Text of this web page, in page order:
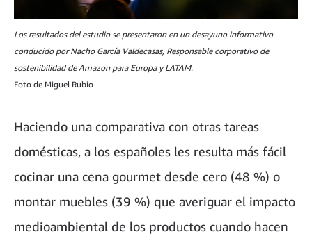
Los resultados del estudio se presentaron en un desayuno informativo
conducido por Nacho García Valdecasas, Responsable corporativo de
sostenibilidad de Amazon para Europa y LATAM.
Foto de Miguel Rubio
Haciendo una comparativa con otras tareas
domésticas, a los españoles les resulta más fácil
cocinar una cena gourmet desde cero (48 %) o
montar muebles (39 %) que averiguar el impacto
medioambiental de los productos cuando hacen